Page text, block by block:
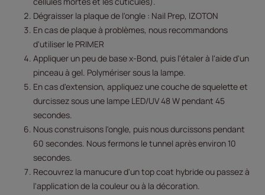
Dégraisser la plaque de l'ongle : Nail Prep, IZOTON
En cas de plaque à problèmes, nous recommandons
d'utiliser le PRIMER
Appliquer un peu de base x-Bond, puis l'étaler à l'aide d'un
pinceau à gel. Polymériser sous la lampe.
En cas d'extension, appliquez une couche de squelette et
durcissez sous une lampe LED/UV 48 W pendant 45
secondes.
Nous construisons l'ongle, puis nous durcissons pendant
60 secondes. Nous fermons le tunnel après environ 10
secondes.
Recouvrez la manucure d'un top coat hybride ou passez à
l'application de la couleur ou à la décoration.